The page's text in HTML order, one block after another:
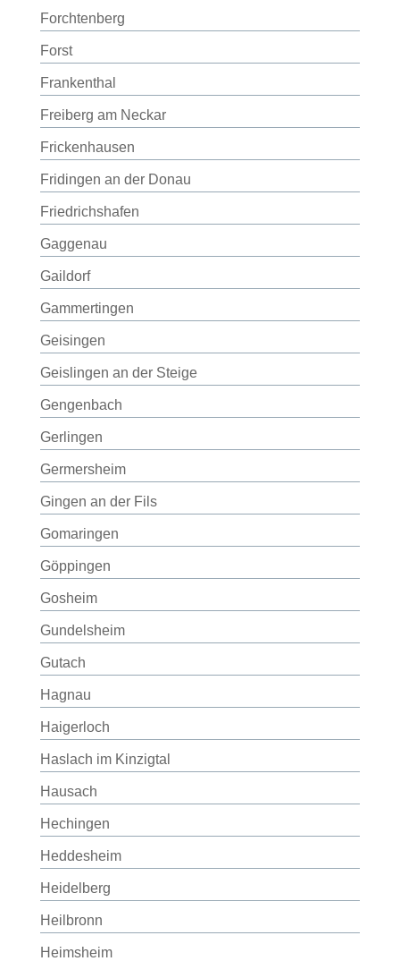
Forchtenberg
Forst
Frankenthal
Freiberg am Neckar
Frickenhausen
Fridingen an der Donau
Friedrichshafen
Gaggenau
Gaildorf
Gammertingen
Geisingen
Geislingen an der Steige
Gengenbach
Gerlingen
Germersheim
Gingen an der Fils
Gomaringen
Göppingen
Gosheim
Gundelsheim
Gutach
Hagnau
Haigerloch
Haslach im Kinzigtal
Hausach
Hechingen
Heddesheim
Heidelberg
Heilbronn
Heimsheim